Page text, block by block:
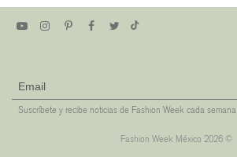
Suscríbete y recibe noticias de Fashion Week cada semana
Fashion Week México 2026 ©